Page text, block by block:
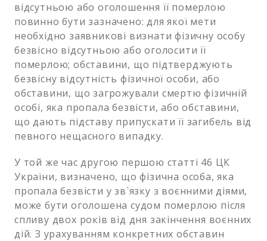
відсутньою або оголошення її померлою
повинно бути зазначено: для якої мети
необхідно заявникові визнати фізичну особу
безвісно відсутньою або оголосити її
померлою; обставини, що підтверджують
безвісну відсутність фізичної особи, або
обставини, що загрожували смертю фізичній
особі, яка пропала безвісти, або обставини,
що дають підставу припускати її загибель від
певного нещасного випадку.
У той же час другою першою статті 46 ЦК
України, визначено, що фізична особа, яка
пропала безвісти у зв`язку з воєнними діями,
може бути оголошена судом померлою після
спливу двох років від дня закінчення воєнних
дій. З урахуванням конкретних обставин